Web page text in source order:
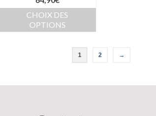
CHOIX DES
OPTIONS
1 2 →